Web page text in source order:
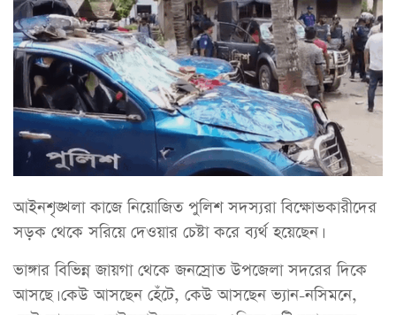
আইনশৃঙ্খলা কাজে নিয়োজিত পুলিশ সদস্যরা বিক্ষোভকারীদের
সড়ক থেকে সরিয়ে দেওয়ার চেষ্টা করে ব্যর্থ হয়েছেন।
ভাঙ্গার বিভিন্ন জায়গা থেকে জনস্রোত উপজেলা সদরের দিকে
আসছে। কেউ আসছেন হেঁটে, কেউ আসছেন ভ্যান-নসিমনে,